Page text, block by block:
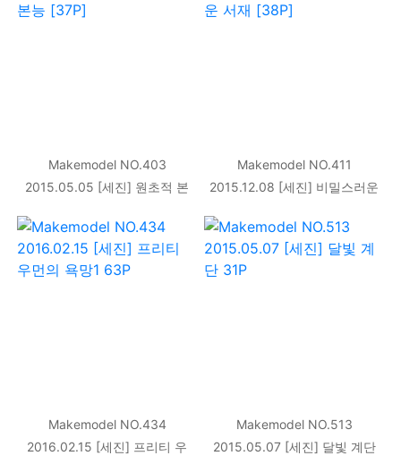
Makemodel NO.403
2015.05.05 [세진] 원초적 본
Makemodel NO.411
2015.12.08 [세진] 비밀스러운
Makemodel NO.434
2016.02.15 [세진] 프리티 우
Makemodel NO.513
2015.05.07 [세진] 달빛 계단